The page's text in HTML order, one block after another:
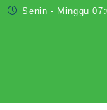
Senin - Minggu